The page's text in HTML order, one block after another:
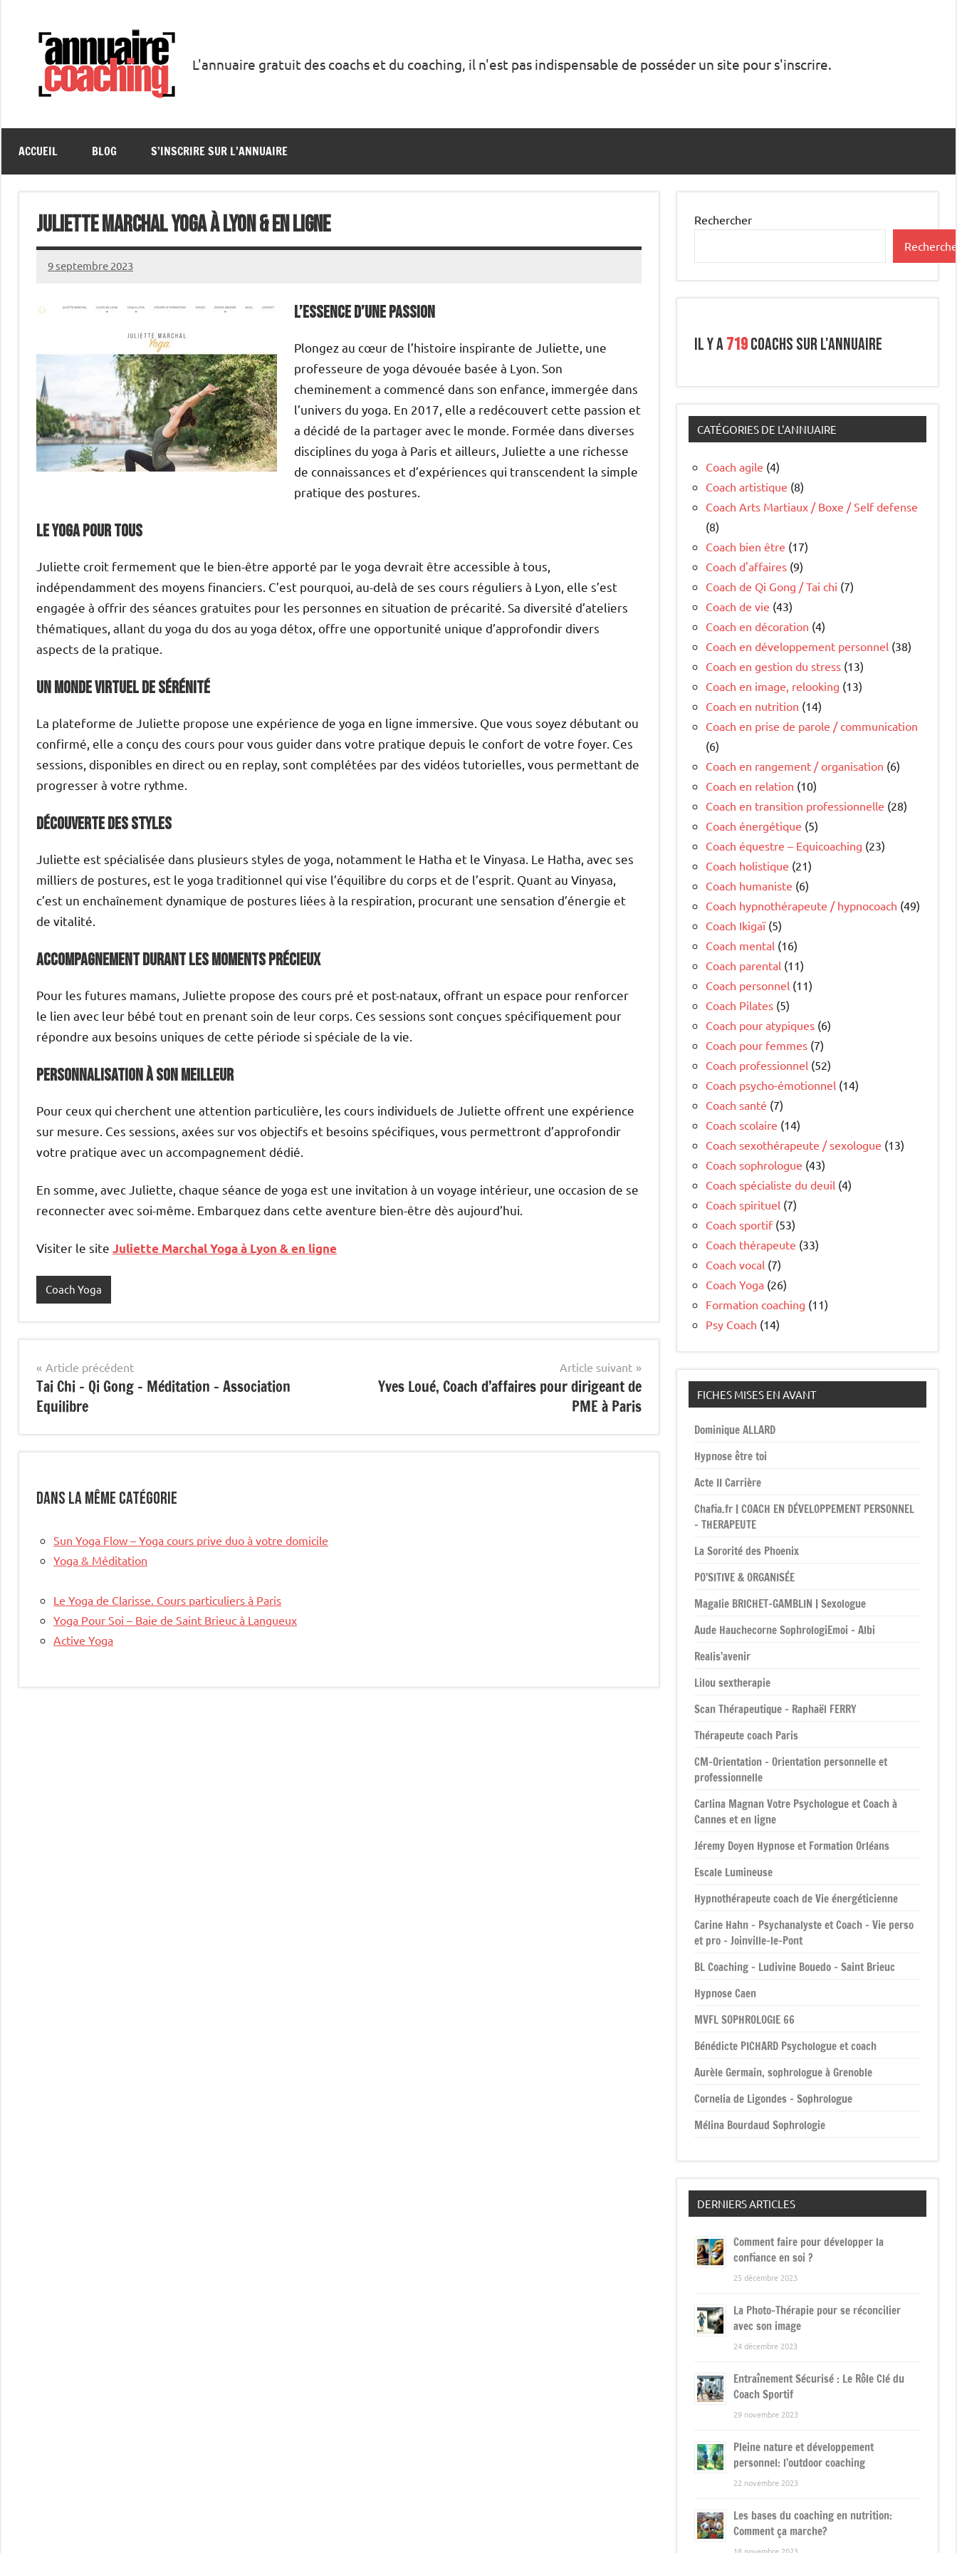
Coaching
L'annuaire gratuit des coachs et du coaching, il n'est pas indispensable de posséder un site pour s'inscrire.
ACCUEIL BLOG S’INSCRIRE SUR L’ANNUAIRE
Juliette Marchal Yoga à Lyon & en ligne
9 septembre 2023
annuairecoaching
L’essence d’une passion
Plongez au cœur de l’histoire inspirante de Juliette, une
professeure de yoga dévouée basée à Lyon. Son
cheminement a commencé dans son enfance, immergée dans
l’univers du yoga. En 2017, elle a redécouvert cette passion et
a décidé de la partager avec le monde. Formée dans diverses
disciplines du yoga à Paris et ailleurs, Juliette a une richesse
de connaissances et d’expériences qui transcendent la simple
pratique des postures.
Le yoga pour tous
Juliette croit fermement que le bien-être apporté par le yoga devrait être accessible à tous,
indépendamment des moyens financiers. C’est pourquoi, au-delà de ses cours réguliers à Lyon, elle s’est
engagée à offrir des séances gratuites pour les personnes en situation de précarité. Sa diversité d’ateliers
thématiques, allant du yoga du dos au yoga détox, offre une opportunité unique d’approfondir divers
aspects de la pratique.
Un monde virtuel de sérénité
La plateforme de Juliette propose une expérience de yoga en ligne immersive. Que vous soyez débutant ou
confirmé, elle a conçu des cours pour vous guider dans votre pratique depuis le confort de votre foyer. Ces
sessions, disponibles en direct ou en replay, sont complétées par des vidéos tutorielles, vous permettant de
progresser à votre rythme.
Découverte des styles
Juliette est spécialisée dans plusieurs styles de yoga, notamment le Hatha et le Vinyasa. Le Hatha, avec ses
milliers de postures, est le yoga traditionnel qui vise l’équilibre du corps et de l’esprit. Quant au Vinyasa,
c’est un enchaînement dynamique de postures liées à la respiration, procurant une sensation d’énergie et
de vitalité.
Accompagnement durant les moments précieux
Pour les futures mamans, Juliette propose des cours pré et post-nataux, offrant un espace pour renforcer
le lien avec leur bébé tout en prenant soin de leur corps. Ces sessions sont conçues spécifiquement pour
répondre aux besoins uniques de cette période si spéciale de la vie.
Personnalisation à son meilleur
Pour ceux qui cherchent une attention particulière, les cours individuels de Juliette offrent une expérience
sur mesure. Ces sessions, axées sur vos objectifs et besoins spécifiques, vous permettront d’approfondir
votre pratique avec un accompagnement dédié.
En somme, avec Juliette, chaque séance de yoga est une invitation à un voyage intérieur, une occasion de se
reconnecter avec soi-même. Embarquez dans cette aventure bien-être dès aujourd’hui.
Visiter le site Juliette Marchal Yoga à Lyon & en ligne
Coach Yoga
Navigation
de
l’article
Article précédent
Tai Chi – Qi Gong – Méditation – Association
Equilibre
Article suivant
Yves Loué, Coach d’affaires pour dirigeant de
PME à Paris
Dans la même catégorie
Sun Yoga Flow – Yoga cours prive duo à votre domicile
Yoga & Méditation
Le Yoga de Clarisse. Cours particuliers à Paris
Yoga Pour Soi – Baie de Saint Brieuc à Langueux
Active Yoga
Rechercher
Il y a719coachs sur l'annuaire
CATÉGORIES DE L'ANNUAIRE
Coach agile (4)
Coach artistique (8)
Coach Arts Martiaux / Boxe / Self defense
(8)
Coach bien être (17)
Coach d'affaires (9)
Coach de Qi Gong / Tai chi (7)
Coach de vie (43)
Coach en décoration (4)
Coach en développement personnel (38)
Coach en gestion du stress (13)
Coach en image, relooking (13)
Coach en nutrition (14)
Coach en prise de parole / communication
(6)
Coach en rangement / organisation (6)
Coach en relation (10)
Coach en transition professionnelle (28)
Coach énergétique (5)
Coach équestre – Equicoaching (23)
Coach holistique (21)
Coach humaniste (6)
Coach hypnothérapeute / hypnocoach (49)
Coach Ikigaï(5)
Coach mental (16)
Coach parental (11)
Coach personnel (11)
Coach Pilates (5)
Coach pour atypiques (6)
Coach pour femmes (7)
Coach professionnel (52)
Coach psycho-émotionnel (14)
Coach santé (7)
Coach scolaire (14)
Coach sexothérapeute / sexologue (13)
Coach sophrologue (43)
Coach spécialiste du deuil (4)
Coach spirituel (7)
Coach sportif(53)
Coach thérapeute (33)
Coach vocal (7)
Coach Yoga (26)
Formation coaching (11)
Psy Coach (14)
FICHES MISES EN AVANT
Dominique ALLARD
Hypnose être toi
Acte II Carrière
Chafia.fr | COACH EN DÉVELOPPEMENT PERSONNEL
– THERAPEUTE
La Sororité des Phoenix
PO’SITIVE & ORGANISÉE
Magalie BRICHET-GAMBLIN | Sexologue
Aude Hauchecorne SophrologiEmoi – Albi
Realis’avenir
Lilou sextherapie
Scan Thérapeutique – Raphaël FERRY
Thérapeute coach Paris
CM-Orientation – Orientation personnelle et
professionnelle
Carlina Magnan Votre Psychologue et Coach à
Cannes et en ligne
Jéremy Doyen Hypnose et Formation Orléans
Escale Lumineuse
Hypnothérapeute coach de Vie énergéticienne
Carine Hahn – Psychanalyste et Coach – Vie perso
et pro – Joinville-le-Pont
BL Coaching – Ludivine Bouedo – Saint Brieuc
Hypnose Caen
MVFL SOPHROLOGIE 66
Bénédicte PICHARD Psychologue et coach
Aurèle Germain, sophrologue à Grenoble
Cornelia de Ligondes – Sophrologue
Mélina Bourdaud Sophrologie
DERNIERS ARTICLES
Comment faire pour développer la
confiance en soi ?
25 décembre 2023
La Photo-Thérapie pour se réconcilier
avec son image
24 décembre 2023
Entraînement Sécurisé : Le Rôle Clé du
Coach Sportif
29 novembre 2023
Pleine nature et développement
personnel: l’outdoor coaching
22 novembre 2023
Les bases du coaching en nutrition:
Comment ça marche?